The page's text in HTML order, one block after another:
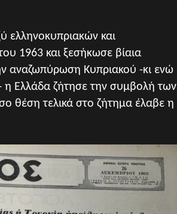
ελληνοκυπριακών και
1963 και ξεσήκωσε βίαια
αναζωπύρωση Κυπριακού -κι ενώ
η Ελλάδα ζήτησε την συμβολή των
θέση τελικά στο ζήτημα έλαβε η